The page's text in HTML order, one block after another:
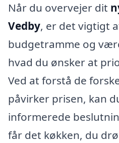
Når du overvejer dit
Vedby, er det vigtigt
budgetramme og
hvad du ønsker at
Ved at forstå de
påvirker prisen, kan
informerede
får det køkken, du